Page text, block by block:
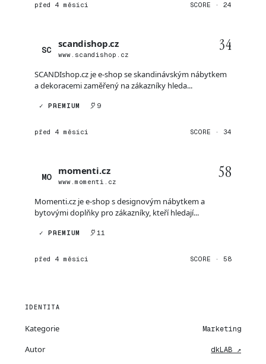
před 4 měsíci SCORE · 24
SC
scandishop.cz
www.scandishop.cz
34
SCANDIshop.cz je e-shop se skandinávským nábytkem
a dekoracemi zaměřený na zákazníky hleda...
✓ PREMIUM 9
před 4 měsíci SCORE · 34
MO
momenti.cz
www.momenti.cz
58
Momenti.cz je e-shop s designovým nábytkem a
bytovými doplňky pro zákazníky, kteří hledají...
✓ PREMIUM 11
před 4 měsíci SCORE · 58
IDENTITA
Kategorie Marketing
Autor dkLAB ↗